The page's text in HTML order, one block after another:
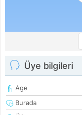
Üye bilgileri
Age
Burada